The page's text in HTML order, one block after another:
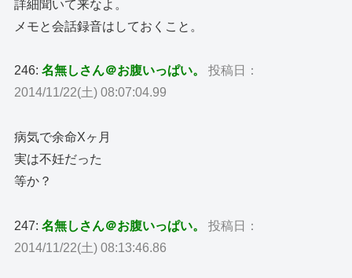
詳細聞いて来なよ。
メモと会話録音はしておくこと。
246:名無しさん＠お腹いっぱい。
投稿日：
2014/11/22(土) 08:07:04.99
病気で余命Xヶ月
実は不妊だった
等か？
247:名無しさん＠お腹いっぱい。
投稿日：
2014/11/22(土) 08:13:46.86